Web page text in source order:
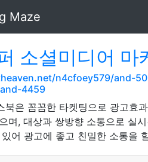
Maze
소셜미디어 마
n4cfoey579/and-
4459
북은 꼼꼼한 타켓팅으로 광고효
며, 대상과 쌍방향 소통으로 실
어 광고에 좋고 친밀한 소통을